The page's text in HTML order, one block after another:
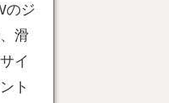
のジ
滑
イ
ト